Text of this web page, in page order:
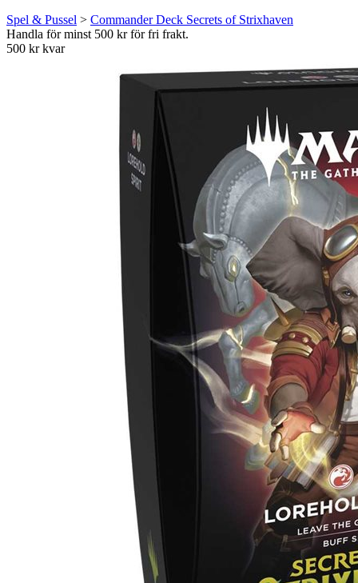
Spel & Pussel > Commander Deck Secrets of Strixhaven
Handla för minst 500 kr för fri frakt.
500 kr kvar